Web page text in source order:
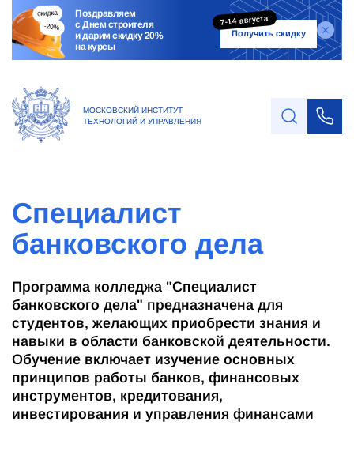
Поздравляем
с Днем строителя
и дарим скидку 20%
на курсы
7-14 августа
Получить скидку
МОСКОВСКИЙ ИНСТИТУТ
ТЕХНОЛОГИЙ И УПРАВЛЕНИЯ
Специалист
банковского дела
Программа колледжа "Специалист
банковского дела" предназначена для
студентов, желающих приобрести знания и
навыки в области банковской деятельности.
Обучение включает изучение основных
принципов работы банков, финансовых
инструментов, кредитования,
инвестирования и управления финансами